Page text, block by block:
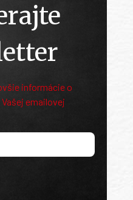
informácie o
emailovej